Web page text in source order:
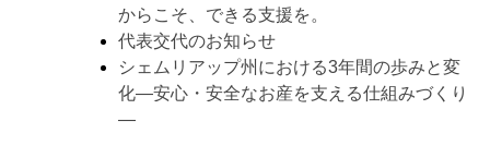
からこそ、できる支援を。
代表交代のお知らせ
シェムリアップ州における3年間の歩みと変
化―安心・安全なお産を支える仕組みづくり
―